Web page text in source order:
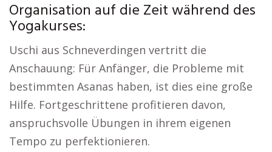
Organisation auf die Zeit während des
Yogakurses:
Uschi aus Schneverdingen vertritt die
Anschauung: Für Anfänger, die Probleme mit
bestimmten Asanas haben, ist dies eine große
Hilfe. Fortgeschrittene profitieren davon,
anspruchsvolle Übungen in ihrem eigenen
Tempo zu perfektionieren.